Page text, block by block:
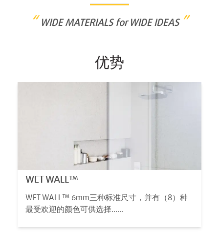
“ WIDE MATERIALS for WIDE IDEAS ”
优势
WET WALL™
WET WALL™ 6mm三种标准尺寸，并有（8）种
最受欢迎的颜色可供选择……